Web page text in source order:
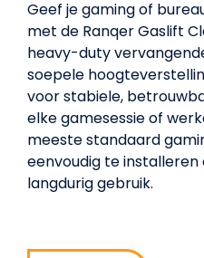
Geef je gaming of
met de Ranqer Gaslift
heavy-duty
soepele
voor stabiele,
elke gamesessie of
meeste standaard
eenvoudig te
langdurig gebruik.